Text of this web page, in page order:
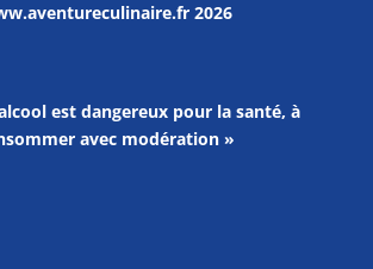
2026
est dangereux pour la santé, à
avec modération »